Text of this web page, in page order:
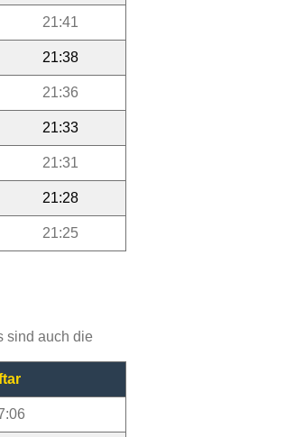
21:41
21:38
21:36
21:33
21:31
21:28
21:25
sind auch die